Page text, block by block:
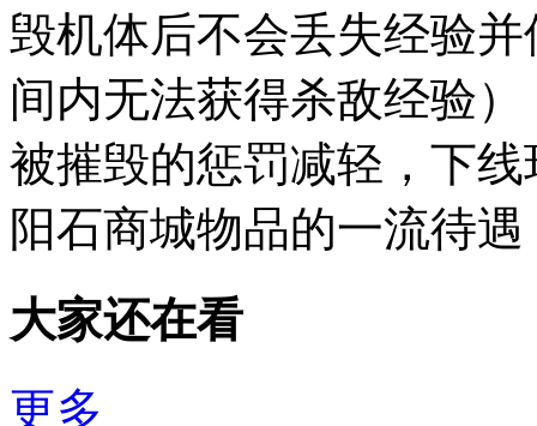
毁机体后不会丢失经验
间内无法获得杀敌经验
被摧毁的惩罚减轻，下
阳石商城物品的一流待遇
大家还在看
更多